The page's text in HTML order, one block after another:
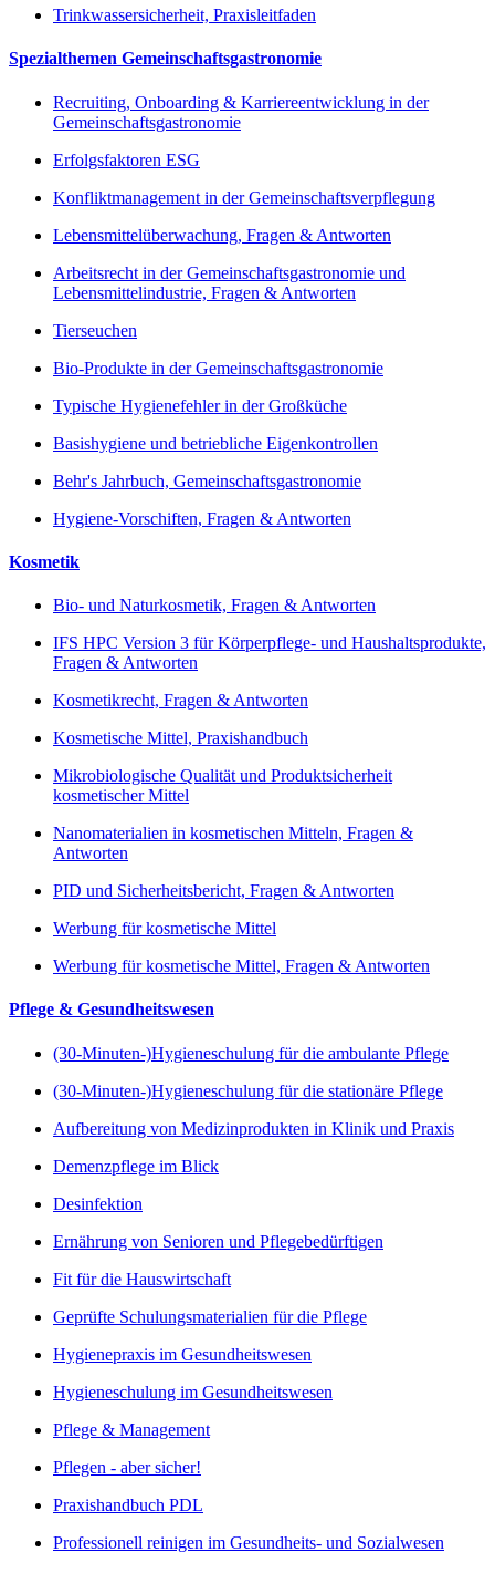
Trinkwassersicherheit, Praxisleitfaden
Spezialthemen Gemeinschaftsgastronomie
Recruiting, Onboarding & Karriereentwicklung in der
Gemeinschaftsgastronomie
Erfolgsfaktoren ESG
Konfliktmanagement in der Gemeinschaftsverpflegung
Lebensmittelüberwachung, Fragen & Antworten
Arbeitsrecht in der Gemeinschaftsgastronomie und
Lebensmittelindustrie, Fragen & Antworten
Tierseuchen
Bio-Produkte in der Gemeinschaftsgastronomie
Typische Hygienefehler in der Großküche
Basishygiene und betriebliche Eigenkontrollen
Behr's Jahrbuch, Gemeinschaftsgastronomie
Hygiene-Vorschiften, Fragen & Antworten
Kosmetik
Bio- und Naturkosmetik, Fragen & Antworten
IFS HPC Version 3 für Körperpflege- und Haushaltsprodukte,
Fragen & Antworten
Kosmetikrecht, Fragen & Antworten
Kosmetische Mittel, Praxishandbuch
Mikrobiologische Qualität und Produktsicherheit
kosmetischer Mittel
Nanomaterialien in kosmetischen Mitteln, Fragen &
Antworten
PID und Sicherheitsbericht, Fragen & Antworten
Werbung für kosmetische Mittel
Werbung für kosmetische Mittel, Fragen & Antworten
Pflege & Gesundheitswesen
(30-Minuten-)Hygieneschulung für die ambulante Pflege
(30-Minuten-)Hygieneschulung für die stationäre Pflege
Aufbereitung von Medizinprodukten in Klinik und Praxis
Demenzpflege im Blick
Desinfektion
Ernährung von Senioren und Pflegebedürftigen
Fit für die Hauswirtschaft
Geprüfte Schulungsmaterialien für die Pflege
Hygienepraxis im Gesundheitswesen
Hygieneschulung im Gesundheitswesen
Pflege & Management
Pflegen - aber sicher!
Praxishandbuch PDL
Professionell reinigen im Gesundheits- und Sozialwesen